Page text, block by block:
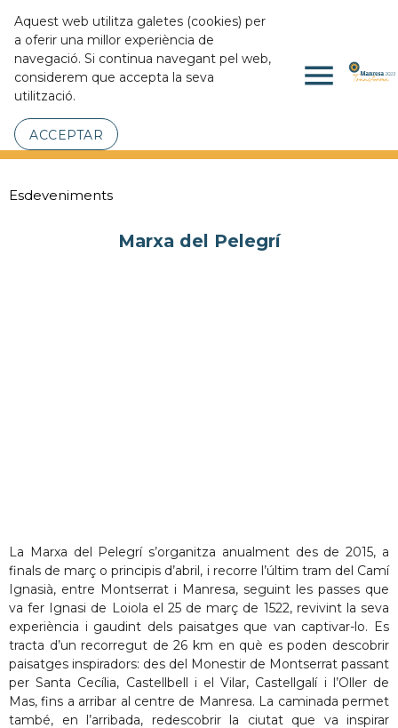
Aquest web utilitza galetes (cookies) per
a oferir una millor experiència de
navegació. Si continua navegant pel web,
considerem que accepta la seva
utilització.
ACCEPTAR
menu
Esdeveniments
Marxa del Pelegrí
La Marxa del Pelegrí s’organitza anualment des de 2015, a
finals de març o principis d’abril, i recorre l’últim tram del Camí
Ignasià, entre Montserrat i Manresa, seguint les passes que
va fer Ignasi de Loiola el 25 de març de 1522, revivint la seva
experiència i gaudint dels paisatges que van captivar-lo. Es
tracta d’un recorregut de 26 km en què es poden descobrir
paisatges inspiradors: des del Monestir de Montserrat passant
per Santa Cecília, Castellbell i el Vilar, Castellgalí i l’Oller de
Mas, fins a arribar al centre de Manresa. La caminada permet
també, en l’arribada, redescobrir la ciutat que va inspirar